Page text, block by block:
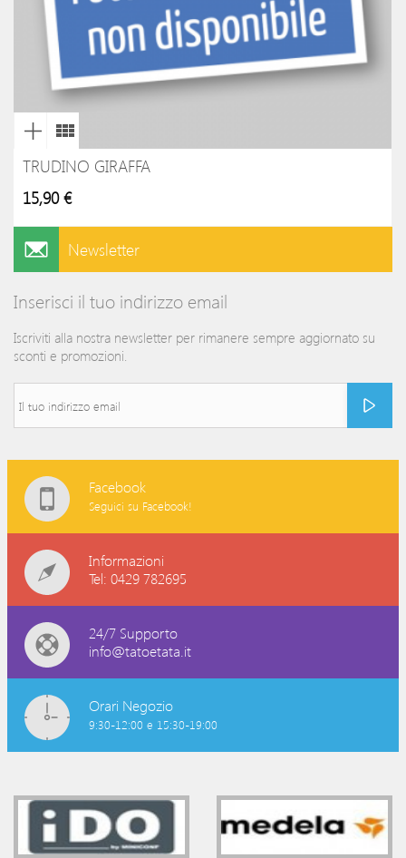
TRUDINO GIRAFFA
15,90 €
Newsletter
Inserisci il tuo indirizzo email
Iscriviti alla nostra newsletter per rimanere sempre aggiornato su
sconti e promozioni.
Facebook
Seguici su Facebook!
Informazioni
Tel: 0429 782695
24/7 Supporto
info@tatoetata.it
Orari Negozio
9:30-12:00 e 15:30-19:00